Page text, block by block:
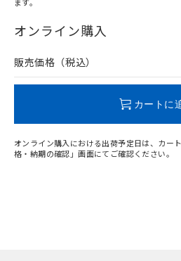
在庫等で未対応品が混在する可能
問い合わせください。
オンライン購入
販売価格（税込）
カートに
オンライン購入における出荷予定日は、カー
格・納期の確認」画面にてご確認ください。